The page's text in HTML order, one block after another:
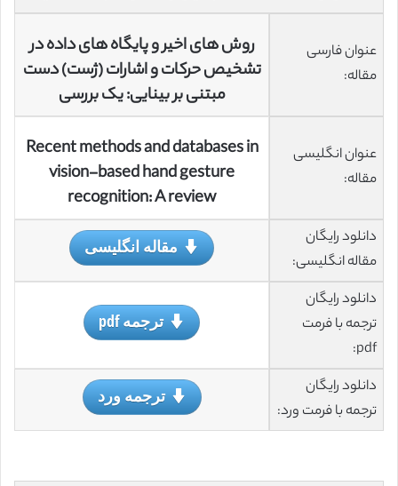
عنوان فارسی
مقاله:
روش های اخیر و پایگاه های داده در
تشخیص حرکات و اشارات (ژست) دست
مبتنی بر بینایی: یک بررسی
عنوان انگلیسی
مقاله:
Recent methods and databases in
vision-based hand gesture
recognition: A review
دانلود رایگان
مقاله انگلیسی:
مقاله انگلیسی
دانلود رایگان
ترجمه با فرمت
pdf:
ترجمه pdf
دانلود رایگان
ترجمه با فرمت ورد:
ترجمه ورد